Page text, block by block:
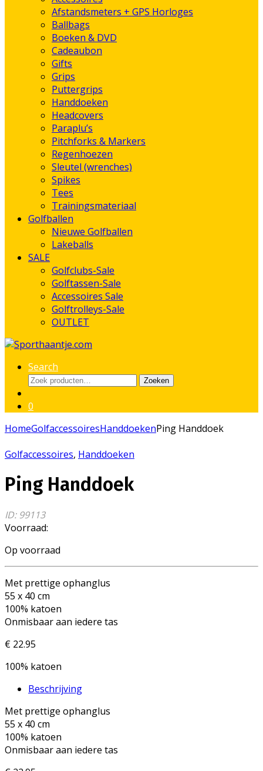
Afstandsmeters + GPS Horloges
Ballbags
Boeken & DVD
Cadeaubon
Gifts
Grips
Puttergrips
Handdoeken
Headcovers
Paraplu’s
Pitchforks & Markers
Regenhoezen
Sleutel (wrenches)
Spikes
Tees
Trainingsmateriaal
Golfballen
Nieuwe Golfballen
Lakeballs
SALE
Golfclubs-Sale
Golftassen-Sale
Accessoires Sale
Golftrolleys-Sale
OUTLET
Search
Zoeken
Zoeken
0
HomeGolfaccessoiresHanddoekenPing Handdoek
Golfaccessoires, Handdoeken
Ping Handdoek
ID: 99113
Voorraad:
Op voorraad
Met prettige ophanglus
55 x 40 cm
100% katoen
Onmisbaar aan iedere tas
€ 22.95
100% katoen
Beschrijving
Met prettige ophanglus
55 x 40 cm
100% katoen
Onmisbaar aan iedere tas